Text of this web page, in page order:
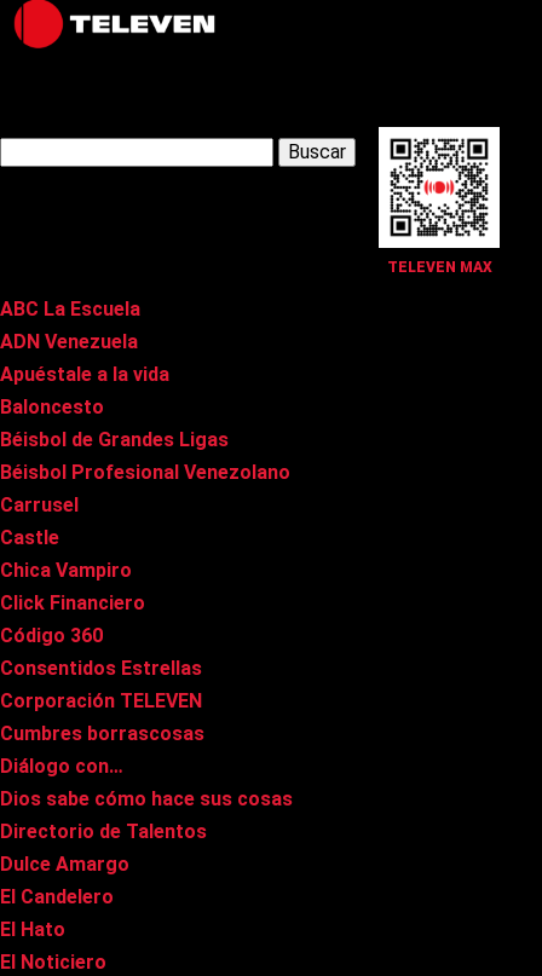
TELEVEN MAX
Latest Posts
ABC La Escuela
ADN Venezuela
Apuéstale a la vida
Baloncesto
Béisbol de Grandes Ligas
Béisbol Profesional Venezolano
Carrusel
Castle
Chica Vampiro
Click Financiero
Código 360
Consentidos Estrellas
Corporación TELEVEN
Cumbres borrascosas
Diálogo con…
Dios sabe cómo hace sus cosas
Directorio de Talentos
Dulce Amargo
El Candelero
El Hato
El Noticiero